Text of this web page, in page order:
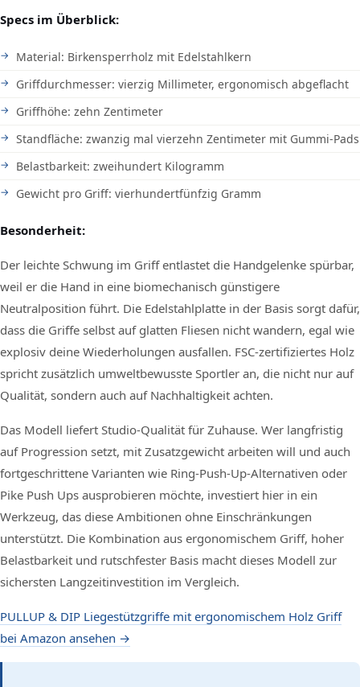
Specs im Überblick:
Material: Birkensperrholz mit Edelstahlkern
Griffdurchmesser: vierzig Millimeter, ergonomisch abgeflacht
Griffhöhe: zehn Zentimeter
Standfläche: zwanzig mal vierzehn Zentimeter mit Gummi-Pads
Belastbarkeit: zweihundert Kilogramm
Gewicht pro Griff: vierhundertfünfzig Gramm
Besonderheit:
Der leichte Schwung im Griff entlastet die Handgelenke spürbar,
weil er die Hand in eine biomechanisch günstigere
Neutralposition führt. Die Edelstahlplatte in der Basis sorgt dafür,
dass die Griffe selbst auf glatten Fliesen nicht wandern, egal wie
explosiv deine Wiederholungen ausfallen. FSC-zertifiziertes Holz
spricht zusätzlich umweltbewusste Sportler an, die nicht nur auf
Qualität, sondern auch auf Nachhaltigkeit achten.
Das Modell liefert Studio-Qualität für Zuhause. Wer langfristig
auf Progression setzt, mit Zusatzgewicht arbeiten will und auch
fortgeschrittene Varianten wie Ring-Push-Up-Alternativen oder
Pike Push Ups ausprobieren möchte, investiert hier in ein
Werkzeug, das diese Ambitionen ohne Einschränkungen
unterstützt. Die Kombination aus ergonomischem Griff, hoher
Belastbarkeit und rutschfester Basis macht dieses Modell zur
sichersten Langzeitinvestition im Vergleich.
PULLUP & DIP Liegestützgriffe mit ergonomischem Holz Griff
bei Amazon ansehen →